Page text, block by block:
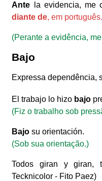
Ante la evidencia, me
diante de, em
(Perante a evidência,
Bajo
Expressa dependência,
El trabajo lo hizo bajo
(Fiz o trabalho sob
Bajo su orientación.
(Sob sua orientação.)
Todos giran y giran,
Tecknicolor - Fito Paez)